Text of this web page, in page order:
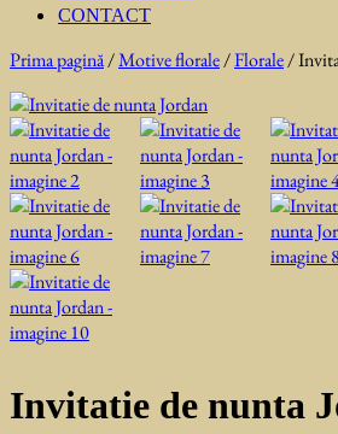
CONTACT
Prima pagină/Motive florale/Florale/
Invitatie de nunta